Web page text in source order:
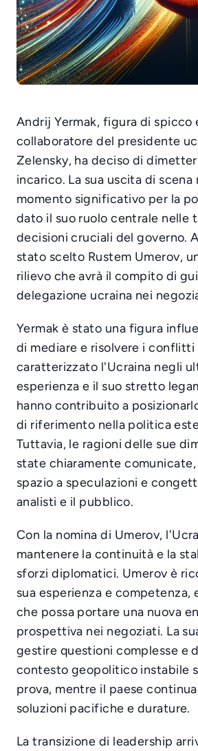
Andrij Yermak, figura di spicco
collaboratore del presidente
Zelensky, ha deciso di
incarico. La sua uscita di
momento significativo per la
dato il suo ruolo centrale nelle
decisioni cruciali del governo.
stato scelto Rustem Umerov,
rilievo che avrà il compito di
delegazione ucraina nei
Yermak è stato una figura
di mediare e risolvere i conflitti
caratterizzato l'Ucraina negli
esperienza e il suo stretto
hanno contribuito a
di riferimento nella politica
Tuttavia, le ragioni delle sue
state chiaramente
spazio a speculazioni e
analisti e il pubblico.
Con la nomina di Umerov,
mantenere la continuità e la
sforzi diplomatici. Umerov è
sua esperienza e competenza,
che possa portare una nuova
prospettiva nei negoziati. La
gestire questioni complesse e
contesto geopolitico instabile
prova, mentre il paese
soluzioni pacifiche e durature.
La transizione di leadership